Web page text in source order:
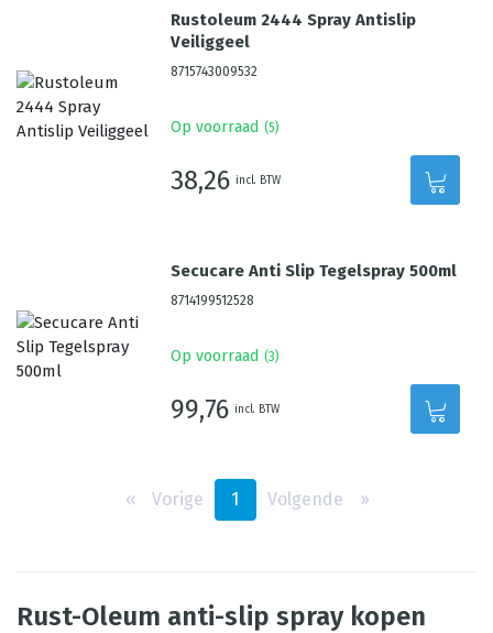
Rustoleum 2444 Spray Antislip
Veiliggeel
8715743009532
Op voorraad (5)
38,26 incl. BTW
Secucare Anti Slip Tegelspray 500ml
8714199512528
Op voorraad (3)
99,76 incl. BTW
‹‹ Vorige 1 Volgende ››
Rust-Oleum anti-slip spray kopen